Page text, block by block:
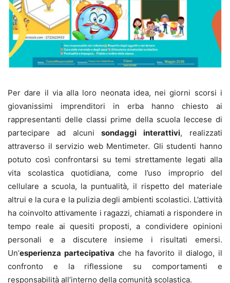
Per dare il via alla loro neonata idea, nei giorni scorsi i
giovanissimi imprenditori in erba hanno chiesto ai
rappresentanti delle classi prime della scuola leccese di
partecipare ad alcunisondaggi interattivi, realizzati
attraverso il servizio web Mentimeter. Gli studenti hanno
potuto così confrontarsi su temi strettamente legati alla
vita scolastica quotidiana, come l’uso improprio del
cellulare a scuola, la puntualità, il rispetto del materiale
altrui e la cura e la pulizia degli ambienti scolastici. L’attività
ha coinvolto attivamente i ragazzi, chiamati a rispondere in
tempo reale ai quesiti proposti, a condividere opinioni
personali e a discutere insieme i risultati emersi.
Un’esperienza partecipativa che ha favorito il dialogo, il
confronto e la riflessione su comportamenti e
responsabilità all’interno della comunità scolastica.